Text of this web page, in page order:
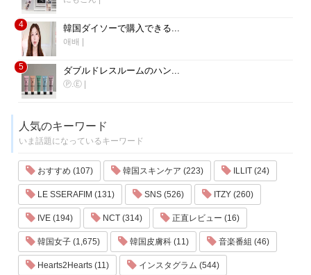
4 韓国ダイソーで購入できる...
애배 |
5 ダブルドレスルームのハン...
Ⓟ.Ⓔ |
人気のキーワード
いま話題になっているキーワード
おすすめ (107) 韓国スキンケア (223) ILLIT (24)
LE SSERAFIM (131) SNS (526) ITZY (260)
IVE (194) NCT (314) 正直レビュー (16)
韓国女子 (1,675) 韓国皮膚科 (11) 音楽番組 (46)
Hearts2Hearts (11) インスタグラム (544)